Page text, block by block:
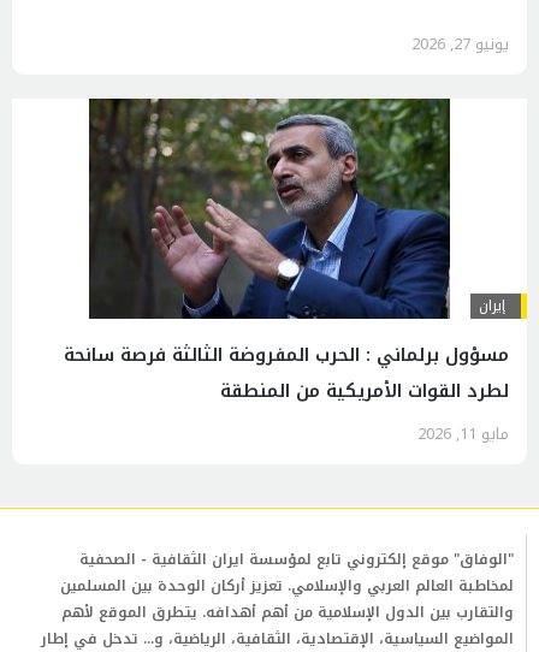
يونيو 27, 2026
إيران
مسؤول برلماني : الحرب المفروضة الثالثة فرصة سانحة
لطرد القوات الأمريكية من المنطقة
مايو 11, 2026
"الوفاق" موقع إلكتروني تابع لمؤسسة ايران الثقافية - الصحفية
لمخاطبة العالم العربي والإسلامي. تعزيز أركان الوحدة بين المسلمين
والتقارب بين الدول الإسلامية من أهم أهدافه. يتطرق الموقع لأهم
المواضيع السياسية، الإقتصادية، الثقافية، الرياضية، و... تدخل في إطار